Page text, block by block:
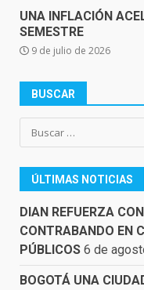
UNA INFLACIÓN
SEMESTRE
9 de julio de 2026
BUSCAR
Buscar:
ÚLTIMAS NOTICIAS
DIAN REFUERZA
CONTRABANDO EN
PÚBLICOS 6 de
BOGOTÁ UNA